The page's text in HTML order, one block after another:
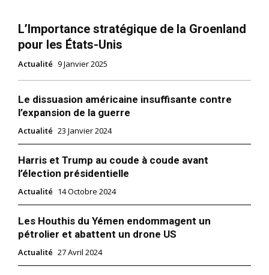
L’Importance stratégique de la Groenland
pour les États-Unis
Actualité 9 Janvier 2025
Le dissuasion américaine insuffisante contre
l’expansion de la guerre
Actualité 23 Janvier 2024
Harris et Trump au coude à coude avant
l’élection présidentielle
Actualité 14 Octobre 2024
Les Houthis du Yémen endommagent un
pétrolier et abattent un drone US
Actualité 27 Avril 2024